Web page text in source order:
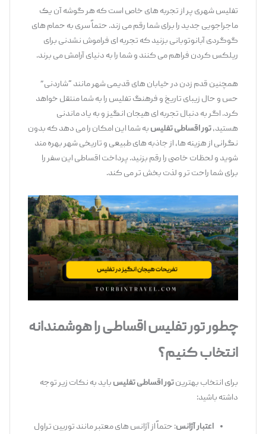
تفلیس شهری پر از تجربه ‌های خاص است که هر گوشه آن یک
ماجراجویی جدید را برای شما رقم می ‌زند. حتماً سری به حمام‌ های
گوگردی آبانوتوبانی بزنید که تجربه ‌ای فراموش ‌نشدنی برای
ریلکس کردن فراهم می‌ کنند و شما را به دنیای آرامش می ‌برند.
همچنین قدم زدن در خیابان ‌های قدیمی شهر مانند “شاردنی”
حس و حال زیبای تاریخ و فرهنگ تفلیس را به شما منتقل خواهد
کرد. اگر به دنبال تجربه ‌ای هیجان ‌انگیز و به ‌یاد ماندنی
هستید،تور اقساطی تفلیسبه شما این امکان را می ‌دهد که بدون
نگرانی از هزینه ‌ها، از جاذبه‌ های طبیعی و تاریخی شهر بهره‌ مند
شوید و لحظات خاصی را رقم بزنید. پرداخت اقساطی این سفر را
برای شما راحت ‌تر و لذت ‌بخش‌ تر می ‌کند.
چطور تور تفلیس اقساطی را هوشمندانه
انتخاب کنیم؟
برای انتخاب بهترینتور اقساطی تفلیسباید به نکات زیر توجه
داشته باشید:
اعتبار آژانس: حتماً از آژانس ‌های معتبر مانند توربین تراول